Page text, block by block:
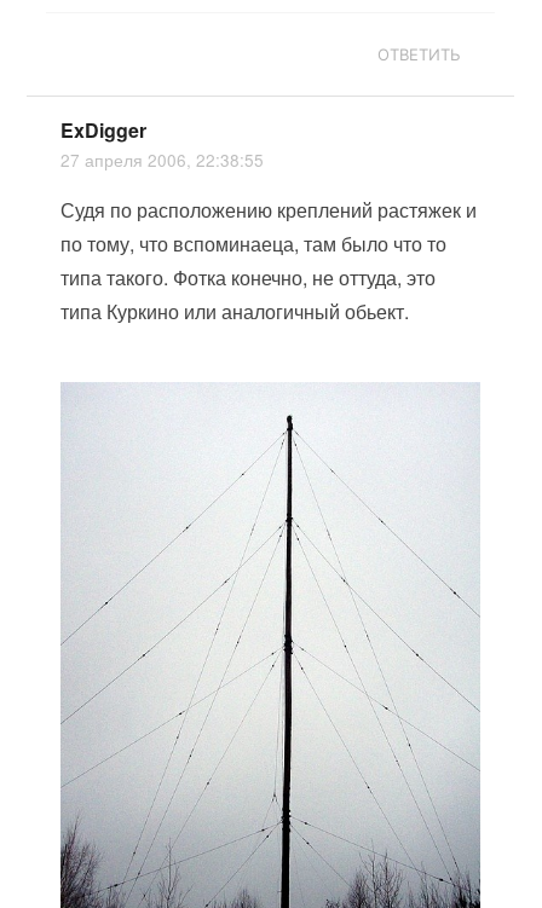
ОТВЕТИТЬ
ExDigger
27 апреля 2006, 22:38:55
Судя по расположению креплений растяжек и
по тому, что вспоминаеца, там было что то
типа такого. Фотка конечно, не оттуда, это
типа Куркино или аналогичный обьект.